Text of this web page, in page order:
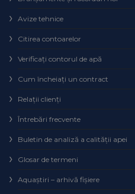
Avize tehnice
Citirea contoarelor
Verificaţi contorul de apă
Cum încheiaţi un contract
Relaţii clienţi
Întrebări frecvente
Buletin de analiză a calităţii apei
Glosar de termeni
Aquaștiri – arhivă fișiere